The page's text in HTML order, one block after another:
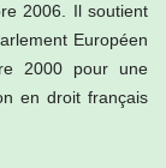
2006. Il soutient
Européen
2000 pour une
en droit français